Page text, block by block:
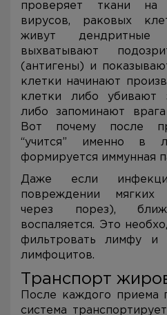
проверяет ткани на
вирусов, раковых
живут
выхватывают
(антигены) и
клетки начинают
клетки либо убивают
либо запоминают
Вот почему после
“учится” именно в
формируется иммунная
Даже если
повреждении мягких
через порез),
воспаляется. Это
фильтровать лимфу и
лимфоцитов.
Транспорт
После каждого приема
система